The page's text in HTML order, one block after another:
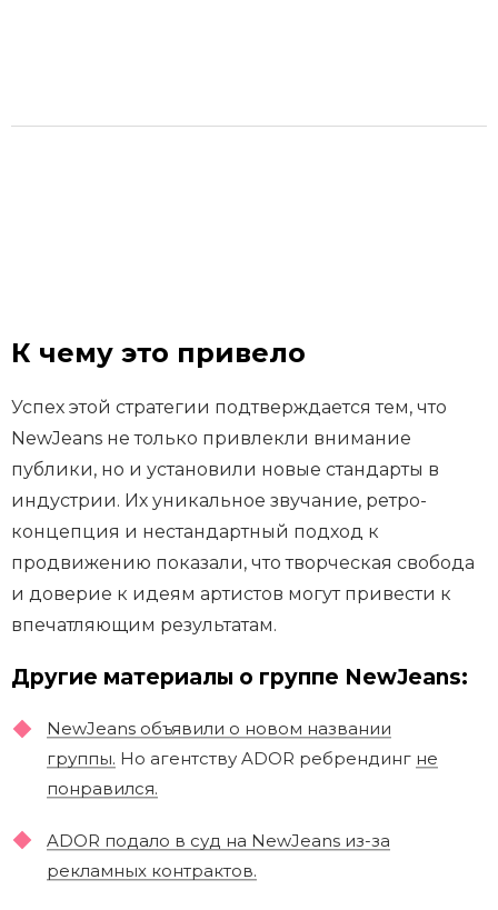
К чему это привело
Успех этой стратегии подтверждается тем, что
NewJeans не только привлекли внимание
публики, но и установили новые стандарты в
индустрии. Их уникальное звучание, ретро-
концепция и нестандартный подход к
продвижению показали, что творческая свобода
и доверие к идеям артистов могут привести к
впечатляющим результатам.
Другие материалы о группе NewJeans:
NewJeans объявили о новом названии
группы. Но агентству ADOR ребрендинг не
понравился.
ADOR подало в суд на NewJeans из-за
рекламных контрактов.